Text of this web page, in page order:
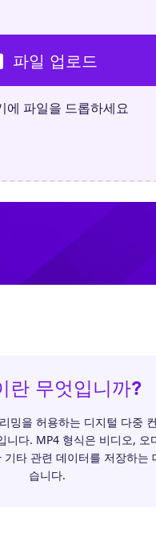
파일 업로드
에 파일을 드롭하세요
란 무엇입니까?
밍을 허용하는 디지털 다중
니다. MP4 형식은 비디오, 오
타 관련 데이터를 저장하는
습니다.